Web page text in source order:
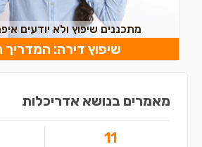
מתכננים שיפוץ ולא יודעים
שיפוץ דירה:
מאמרים בנושא אדריכלות
11